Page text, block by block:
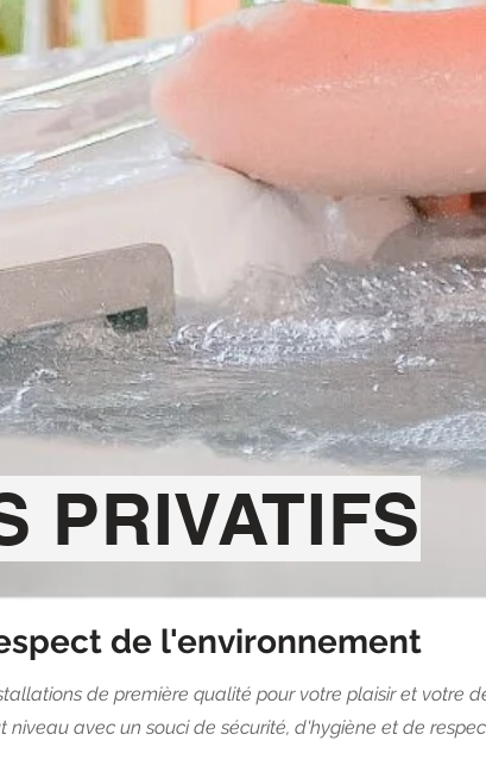
PRIVATIFS
de l'environnement
de première qualité pour votre plaisir et votre
avec un souci de sécurité, d'hygiène et de